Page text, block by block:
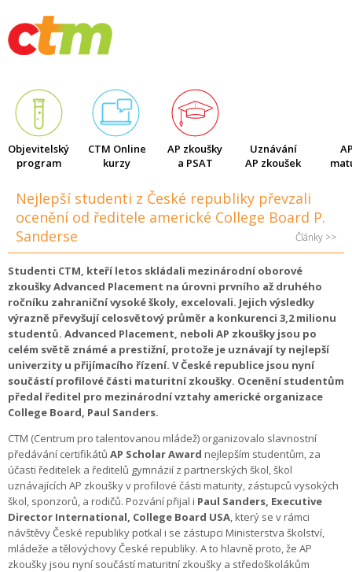
Objevitelský
program
CTM Online
kurzy
AP zkoušky
a PSAT
Uznávání
AP zkoušek
Nejlepší studenti z České republiky převzali
ocenění od ředitele americké College Board P.
Sanderse
Články >>
Studenti CTM, kteří letos skládali mezinárodní oborové
zkoušky Advanced Placement na úrovni prvního až druhého
ročníku zahraniční vysoké školy, excelovali. Jejich výsledky
výrazně převyšují celosvětový průměr a konkurenci 3,2 milionu
studentů. Advanced Placement, neboli AP zkoušky jsou po
celém světě známé a prestižní, protože je uznávají ty nejlepší
univerzity u přijímacího řízení. V České republice jsou nyní
součástí profilové části maturitní zkoušky. Ocenění studentům
předal ředitel pro mezinárodní vztahy americké organizace
College Board, Paul Sanders.
CTM (Centrum pro talentovanou mládež) organizovalo slavnostní
předávání certifikátů AP Scholar Award nejlepším studentům, za
účasti ředitelek a ředitelů gymnázií z partnerských škol, škol
uznávajících AP zkoušky v profilové části maturity, zástupců vysokých
škol, sponzorů, a rodičů. Pozvání přijal i Paul Sanders, Executive
Director International, College Board USA, který se v rámci
návštěvy České republiky potkal i se zástupci Ministerstva školství,
mládeže a tělovýchovy České republiky. A to hlavně proto, že AP
zkoušky jsou nyní součástí maturitní zkoušky a středoškolákům